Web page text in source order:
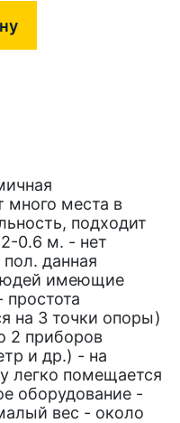
много места в
подходит
0.6 м. - нет
данная
имеющие
на 3 точки опоры)
2 приборов
и др.) - на
легко помещается
оборудование -
вес - около